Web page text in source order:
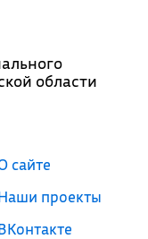
области
сайте
проекты